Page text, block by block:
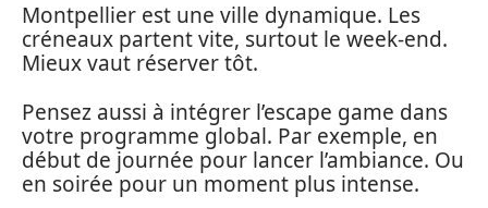
Montpellier est une ville dynamique. Les
créneaux partent vite, surtout le week-end.
Mieux vaut réserver tôt.
Pensez aussi à intégrer l’escape game dans
votre programme global. Par exemple, en
début de journée pour lancer l’ambiance. Ou
en soirée pour un moment plus intense.